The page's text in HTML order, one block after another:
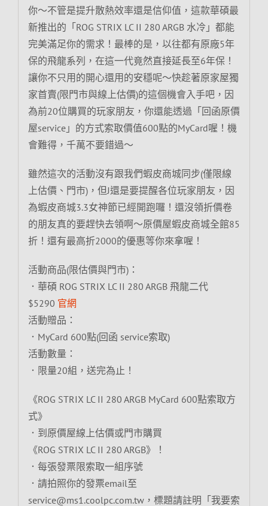
你～不管是提升散熱效率還是信仰值，這款華碩最
新推出的「ROG STRIX LC II 280 ARGB 水冷」都能
完美滿足你的需求！最棒的是，以往都有原廠5年
保的飛龍系列，在這一代竟然直接延長至6年保！
讓你不只用的開心還用的安穩呢～快趁著原家屋獨
家首賣(限門市與線上估價)的這個機會入手吧，因
為前20位購買的玩家朋友，你還能透過「回函原價
屋service」的方式索取價值600點的MyCard喔！機
會難得，千萬不要錯過～
雖然這次的活動沒有跟我們蝦皮商城同步(僅限線
上估價、門市)，但J還是要提醒各位玩家朋友，因
為蝦皮商城3.3女神節已經開跑囉！還沒領折價卷
的朋友真的要趕快去領啊～原價屋蝦皮商城全館85
折！還有最高折2000的優惠等你來拿喔！
活動商品(限估價與門市)：
．華碩 ROG STRIX LC II 280 ARGB 飛龍二代
$5290 官網
活動贈品：
．MyCard 600點(回函 service索取)
活動數量：
．限量20組，送完為止！
《ROG STRIX LC II 280 ARGB MyCard 600點索取方
式》
．到原價屋線上估價或門市購買
《ROG STRIX LC II 280 ARGB》！
．每張發票限索取一組序號
．請拍照你的發票email至
service@ms1.coolpc.com.tw，標題請註明「我要索